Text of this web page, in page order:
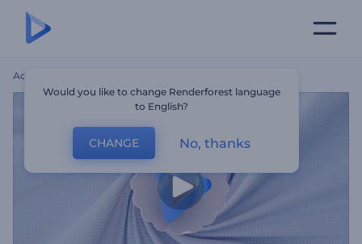
Accueil
Would you like to change Renderforest language
to English?
CHANGE No, thanks